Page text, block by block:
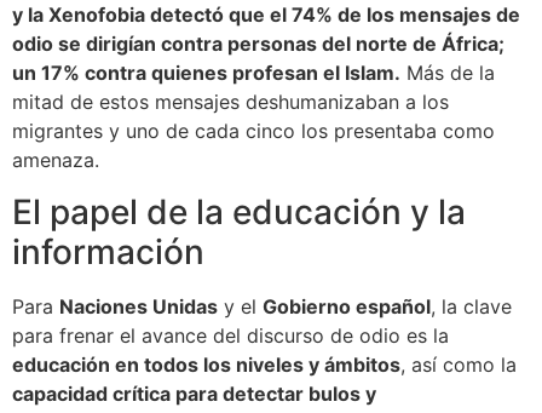
y la Xenofobia detectó que el 74% de los mensajes de
odio se dirigían contra personas del norte de África;
un 17% contra quienes profesan el Islam. Más de la
mitad de estos mensajes deshumanizaban a los
migrantes y uno de cada cinco los presentaba como
amenaza.
El papel de la educación y la
información
Para Naciones Unidas y el Gobierno español, la clave
para frenar el avance del discurso de odio es la
educación en todos los niveles y ámbitos, así como la
capacidad crítica para detectar bulos y